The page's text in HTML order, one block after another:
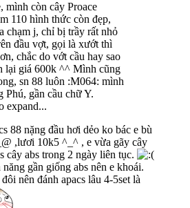
mình còn cây Proace
110 hình thức còn đẹp,
chạm j, chỉ bị trầy rất nhỏ
đầu vợt, gọi là xướt thì
chắc do vớt cầu hay sao
lại giá 600k ^^ Mình cũng
sn 88 luôn :M064: mình
Phú, gần cầu chữ Y.
expand...
88 nặng đầu hơi dẻo ko bác e bù
,lươi 10k5 ^_^ , e vừa gãy cây
cây abs trong 2 ngày liên tục.
gần giống abs nên e khoái.
nên đánh apacs lâu 4-5set là